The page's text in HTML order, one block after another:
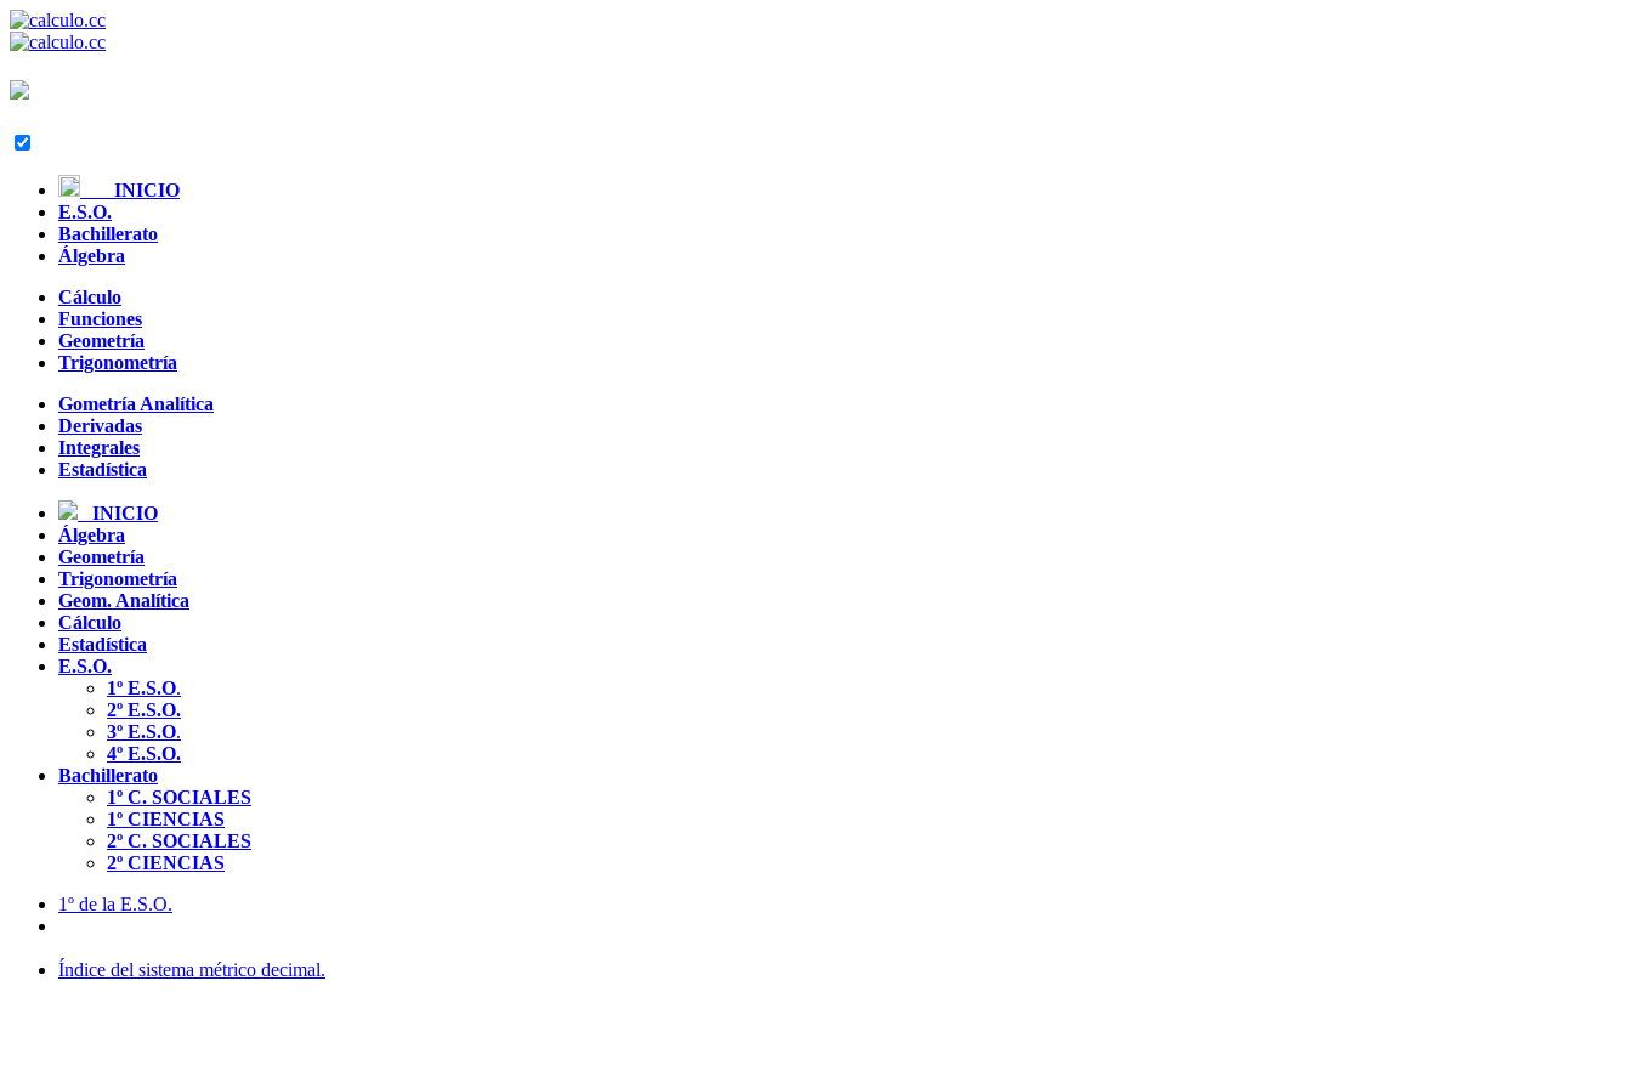
INICIO
E.S.O.
Bachillerato
Álgebra
Cálculo
Funciones
Geometría
Trigonometría
Gometría Analítica
Derivadas
Integrales
Estadística
INICIO
Álgebra
Geometría
Trigonometría
Geom. Analítica
Cálculo
Estadística
E.S.O.
1º E.S.O.
2º E.S.O.
3º E.S.O.
4º E.S.O.
Bachillerato
1º C. SOCIALES
1º CIENCIAS
2º C. SOCIALES
2º CIENCIAS
1º de la E.S.O.
Índice del sistema métrico decimal.